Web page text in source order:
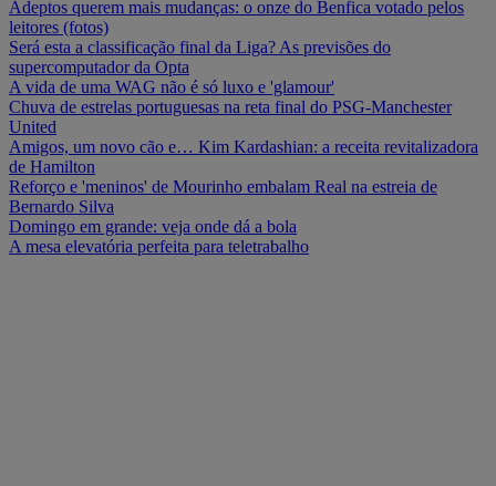
Adeptos querem mais mudanças: o onze do Benfica votado pelos
leitores (fotos)
Será esta a classificação final da Liga? As previsões do
supercomputador da Opta
A vida de uma WAG não é só luxo e 'glamour'
Chuva de estrelas portuguesas na reta final do PSG-Manchester
United
Amigos, um novo cão e… Kim Kardashian: a receita revitalizadora
de Hamilton
Reforço e 'meninos' de Mourinho embalam Real na estreia de
Bernardo Silva
Domingo em grande: veja onde dá a bola
A mesa elevatória perfeita para teletrabalho